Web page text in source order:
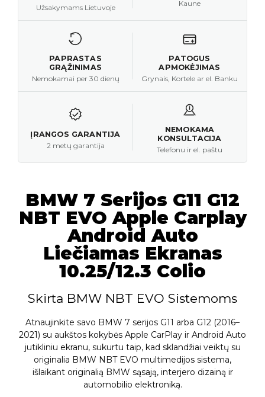
Užsakymams Lietuvoje
Kaune
PAPRASTAS
GRĄŽINIMAS
Nemokamai per 30 dienų
PATOGUS
APMOKĖJIMAS
Grynais, Kortele ar el. Banku
ĮRANGOS GARANTIJA
2 metų garantija
NEMOKAMA
KONSULTACIJA
Telefonu ir el. paštu
BMW 7 Serijos G11 G12
NBT EVO Apple Carplay
Android Auto
Liečiamas Ekranas
10.25/12.3 Colio
Skirta BMW NBT EVO Sistemoms
Atnaujinkite savo BMW 7 serijos G11 arba G12 (2016–
2021) su aukštos kokybės Apple CarPlay ir Android Auto
jutikliniu ekranu, sukurtu taip, kad sklandžiai veiktų su
originalia BMW NBT EVO multimedijos sistema,
išlaikant originalią BMW sąsają, interjero dizainą ir
automobilio elektroniką.